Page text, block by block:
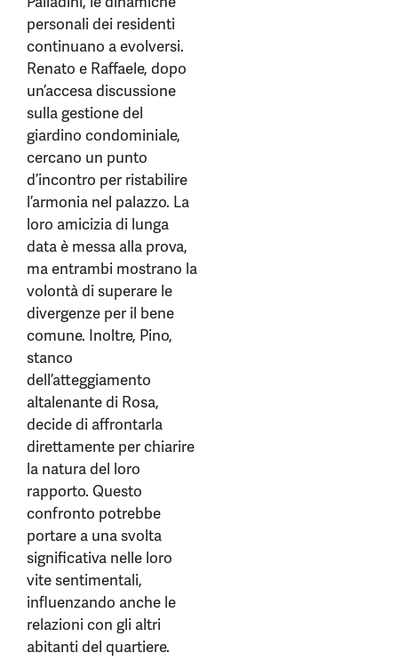
personali dei residenti
continuano a evolversi.
Renato e Raffaele, dopo
un’accesa discussione
sulla gestione del
giardino condominiale,
cercano un punto
d’incontro per ristabilire
l’armonia nel palazzo. La
loro amicizia di lunga
data è messa alla prova,
ma entrambi mostrano la
volontà di superare le
divergenze per il bene
comune. Inoltre, Pino,
stanco
dell’atteggiamento
altalenante di Rosa,
decide di affrontarla
direttamente per chiarire
la natura del loro
rapporto. Questo
confronto potrebbe
portare a una svolta
significativa nelle loro
vite sentimentali,
influenzando anche le
relazioni con gli altri
abitanti del quartiere.